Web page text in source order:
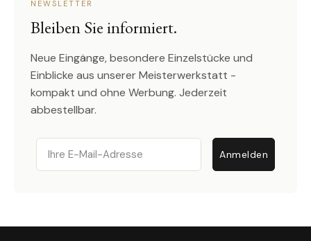
NEWSLETTER
Bleiben Sie informiert.
Neue Eingänge, besondere Einzelstücke und
Einblicke aus unserer Meisterwerkstatt -
kompakt und ohne Werbung. Jederzeit
abbestellbar.
Email
Anmelden